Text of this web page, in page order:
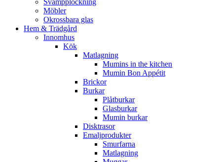
Möbler
Okrossbara glas
Hem & Trädgård
Innomhus
Kök
Matlagning
Mumins in the kitchen
Mumin Bon Appétit
Brickor
Burkar
Plåtburkar
Glasburkar
Mumin burkar
Disktrasor
Emaljprodukter
Smurfarna
Matlagning